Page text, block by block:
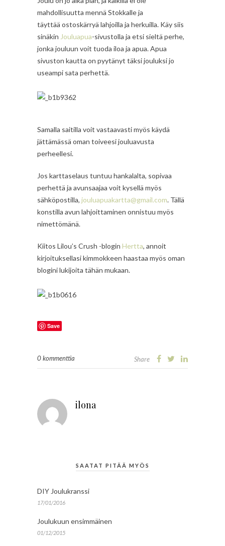
mahdollisuutta mennä Stokkalle ja
täyttää ostoskärryä lahjoilla ja herkuilla. Käy siis
sinäkin Jouluapua-sivustolla ja etsi sieltä perhe,
jonka jouluun voit tuoda iloa ja apua. Apua
sivuston kautta on pyytänyt täksi jouluksi jo
useampi sata perhettä.
Samalla saitilla voit vastaavasti myös käydä
jättämässä oman toiveesi jouluavusta
perheellesi.
Jos karttaselaus tuntuu hankalalta, sopivaa
perhettä ja avunsaajaa voit kysellä myös
sähköpostilla, jouluapuakartta@gmail.com. Tällä
konstilla avun lahjoittaminen onnistuu myös
nimettömänä.
Kiitos Lilou’s Crush -blogin Hertta, annoit
kirjoituksellasi kimmokkeen haastaa myös oman
blogini lukijoita tähän mukaan.
Save
0 kommenttia Share
ilona
SAATAT PITÄÄ MYÖS
DIY Joulukranssi
17/01/2016
Joulukuun ensimmäinen
01/12/2015